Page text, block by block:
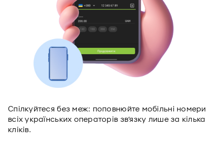
Спілкуйтеся без меж: поповнюйте мобільні номери
всіх українських операторів зв’язку лише за кілька
кліків.